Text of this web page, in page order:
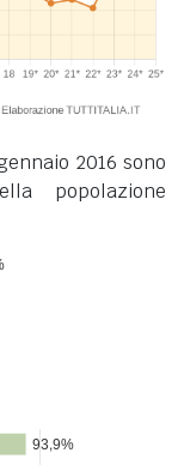
2016 sono
popolazione